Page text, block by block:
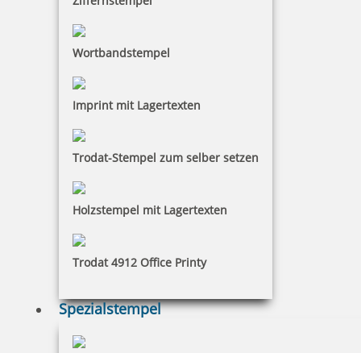
Wortbandstempel
Imprint mit Lagertexten
Trodat-Stempel zum selber setzen
Holzstempel mit Lagertexten
Trodat 4912 Office Printy
Spezialstempel